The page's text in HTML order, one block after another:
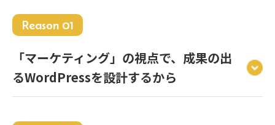
Reason 01
「マーケティング」の視点で、成果の出
るWordPressを設計するから